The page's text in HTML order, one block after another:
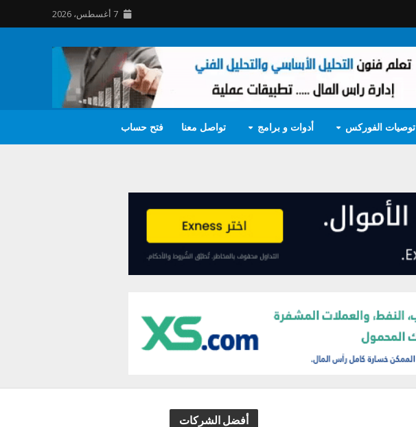
7 أغسطس، 2026
توصيات الفوركس أدوات و برامج تواصل معنا فتح حساب
أفضل الشركات